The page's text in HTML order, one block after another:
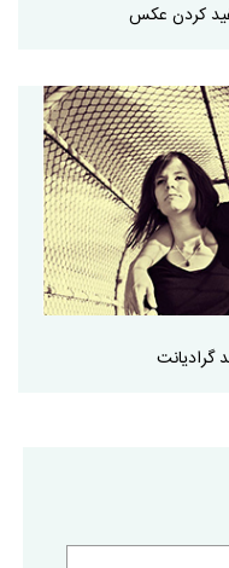
کردن عکس
گرادیانت